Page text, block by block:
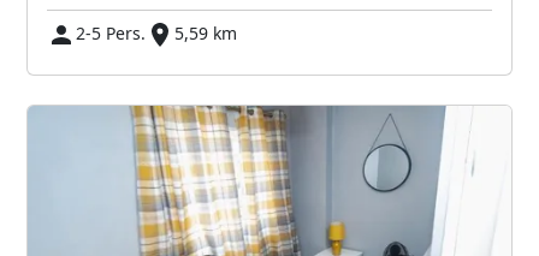
2-5 Pers.
5,59 km